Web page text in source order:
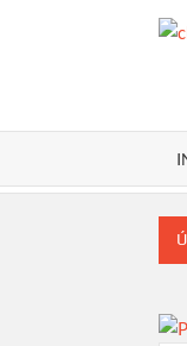
para el cultivo de